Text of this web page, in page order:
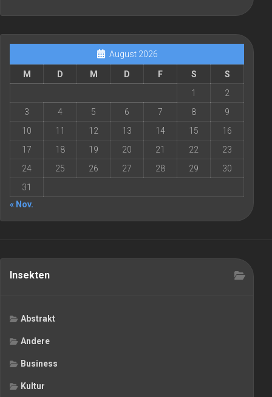
August 2026
M D M D F S
S
1
2
3
4 5 6 7 8
9
10
11 12 13 14 15
16
17
18 19 20 21 22
23
24
25 26 27 28 29
30
31
« Nov.
Insekten
Abstrakt
Andere
Business
Kultur